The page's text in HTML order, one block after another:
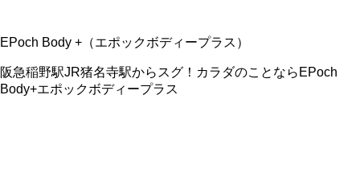
EPoch Body +（エポックボディープラス）
阪急稲野駅JR猪名寺駅からスグ！カラダのことならEPoch
Body+エポックボディープラス